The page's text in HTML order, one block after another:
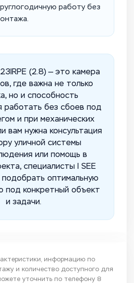
работу без
(2.8) — это камера
где важна не только
но и способность
работать без сбоев под
и при механических
вам нужна консультация
уличной системы
или помощь в
специалисты I SEE
подобрать оптимальную
под конкретный объект
и задачи.
информацию по
и количество доступного для
уточнить по телефону 8